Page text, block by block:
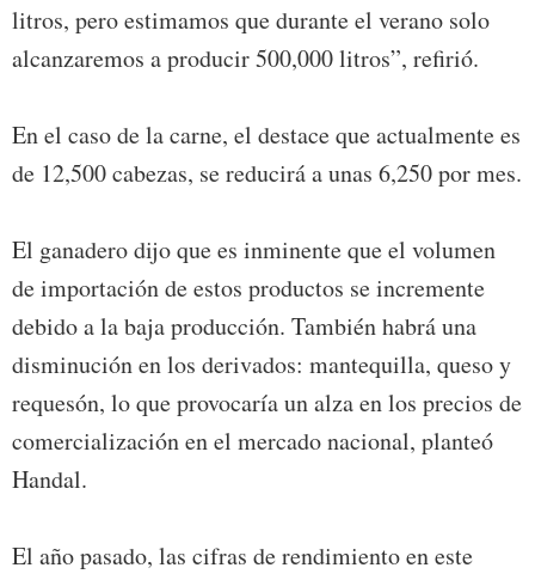
litros, pero estimamos que durante el verano solo
alcanzaremos a producir 500,000 litros”, refirió.
En el caso de la carne, el destace que actualmente es
de 12,500 cabezas, se reducirá a unas 6,250 por mes.
El ganadero dijo que es inminente que el volumen
de importación de estos productos se incremente
debido a la baja producción. También habrá una
disminución en los derivados: mantequilla, queso y
requesón, lo que provocaría un alza en los precios de
comercialización en el mercado nacional, planteó
Handal.
El año pasado, las cifras de rendimiento en este